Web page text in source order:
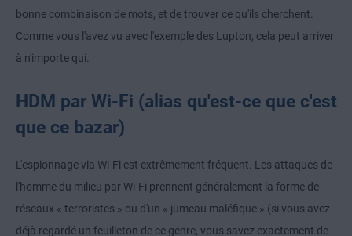
bonne combinaison de mots, et de trouver ce qu'ils cherchent.
Comme vous l'avez vu avec l'exemple des Lupton, cela peut arriver
à n'importe qui.
HDM par Wi-Fi (alias qu'est-ce que c'est
que ce bazar)
L'espionnage via Wi-Fi est extrêmement fréquent. Les attaques de
l'homme du milieu par Wi-Fi prennent généralement la forme de
réseaux « terroristes » ou d'un « jumeau maléfique » (si vous avez
déjà regardé un feuilleton de ce genre, vous savez exactement de